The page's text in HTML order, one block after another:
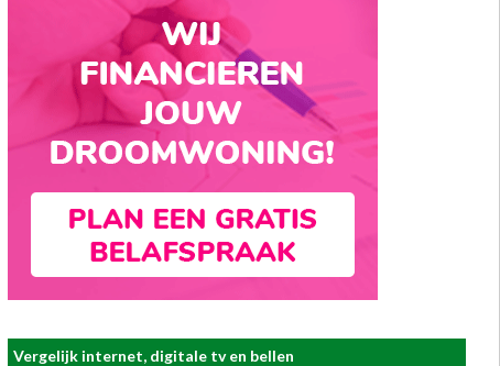
Vergelijk internet, digitale tv en bellen